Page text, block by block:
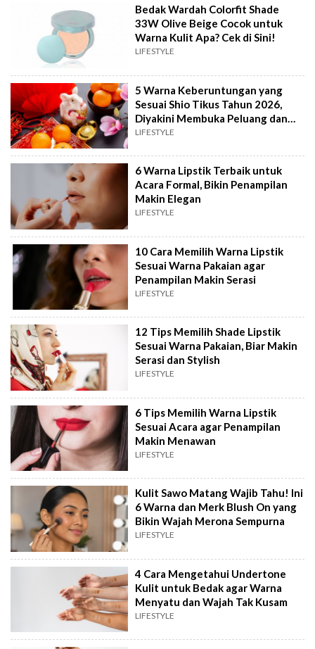
Bedak Wardah Colorfit Shade
33W Olive Beige Cocok untuk
Warna Kulit Apa? Cek di Sini!
LIFESTYLE
5 Warna Keberuntungan yang
Sesuai Shio Tikus Tahun 2026,
Diyakini Membuka Peluang dan
Rezeki
LIFESTYLE
6 Warna Lipstik Terbaik untuk
Acara Formal, Bikin Penampilan
Makin Elegan
LIFESTYLE
10 Cara Memilih Warna Lipstik
Sesuai Warna Pakaian agar
Penampilan Makin Serasi
LIFESTYLE
12 Tips Memilih Shade Lipstik
Sesuai Warna Pakaian, Biar Makin
Serasi dan Stylish
LIFESTYLE
6 Tips Memilih Warna Lipstik
Sesuai Acara agar Penampilan
Makin Menawan
LIFESTYLE
Kulit Sawo Matang Wajib Tahu! Ini
6 Warna dan Merk Blush On yang
Bikin Wajah Merona Sempurna
LIFESTYLE
4 Cara Mengetahui Undertone
Kulit untuk Bedak agar Warna
Menyatu dan Wajah Tak Kusam
LIFESTYLE